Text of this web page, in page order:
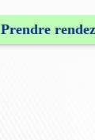
Prendre